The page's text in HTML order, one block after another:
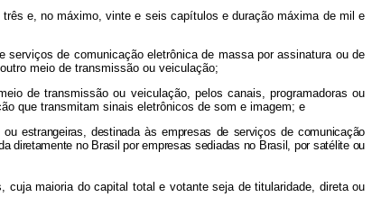
e, no máximo, vinte e seis capítulos e duração máxima de mil e
de comunicação eletrônica de massa por assinatura ou de
meio de transmissão ou veiculação;
de transmissão ou veiculação, pelos canais, programadoras ou
que transmitam sinais eletrônicos de som e imagem; e
estrangeiras, destinada às empresas de serviços de comunicação
diretamente no Brasil por empresas sediadas no Brasil, por satélite ou
maioria do capital total e votante seja de titularidade, direta ou